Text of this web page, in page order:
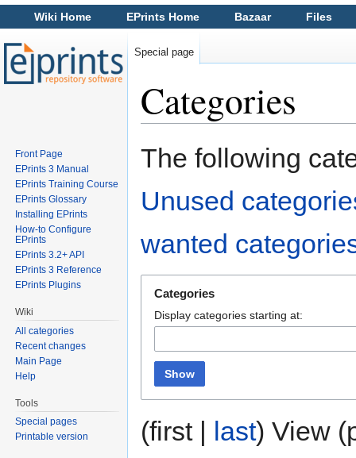
Categories
The following
Unused
wanted
Categories
Display categories starting at:
Show
(first | last) View
Wiki Home EPrints Home Bazaar Files
Special page
Front Page
EPrints 3 Manual
EPrints Training Course
EPrints Glossary
Installing EPrints
How-to Configure
EPrints
EPrints 3.2+ API
EPrints 3 Reference
EPrints Plugins
Wiki
All categories
Recent changes
Main Page
Help
Tools
Special pages
Printable version